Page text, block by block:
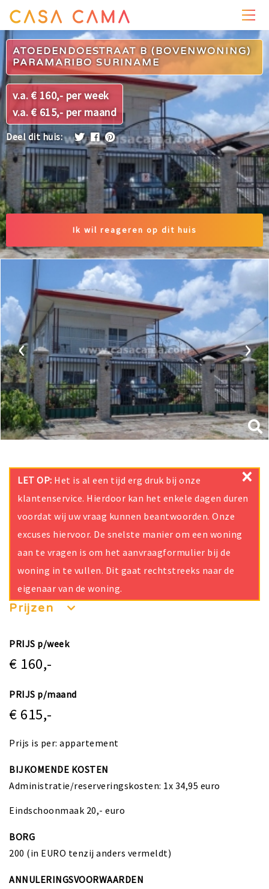
PRIJZEN WONING
ATOEDENDOESTRAAT B (BOVENWONING)
PARAMARIBO SURINAME
v.a. € 160,- per week
v.a. € 615,- per maand
Deel dit huis:
Ik wil reageren op dit huis
‹ ›
×
LET OP: Het is al een tijd erg druk bij onze
klantenservice. Hierdoor kan het enkele dagen duren
voordat wij uw vraag kunnen beantwoorden. Onze
excuses hiervoor. De snelste manier om een woning
aan te vragen is om het aanvraagformulier bij de
woning in te vullen. Dit gaat rechtstreeks naar de
eigenaar van de woning.
Prijzen
PRIJS p/week
€ 160,-
PRIJS p/maand
€ 615,-
Prijs is per: appartement
BIJKOMENDE KOSTEN
Administratie/reserveringskosten: 1x 34,95 euro
Eindschoonmaak 20,- euro
BORG
200 (in EURO tenzij anders vermeldt)
ANNULERINGSVOORWAARDEN